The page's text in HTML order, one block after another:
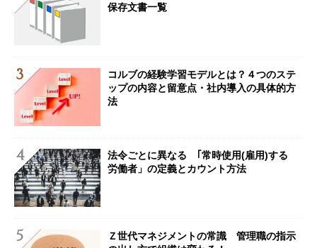
保存文書一覧
コルブの経験学習モデルとは？４つのステ
ップの内容と留意点・社内導入の具体的方
法
法令ごとに異なる ｢常時使用(雇用)する
労働者」の定義とカウント方法
Ｚ世代マネジメントの常識 管理職の指示